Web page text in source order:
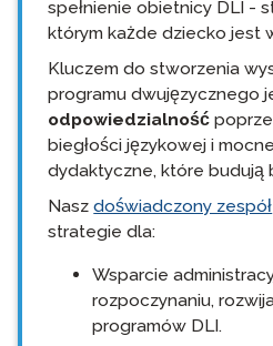
spełnienie obietnicy DLI -
którym każde dziecko jest
Kluczem do stworzenia
programu dwujęzycznego
odpowiedzialność
biegłości językowej i
dydaktyczne, które budują
Naszdoświadczony zespół
strategie dla:
Wsparcie
rozpoczynaniu,
programów DLI.